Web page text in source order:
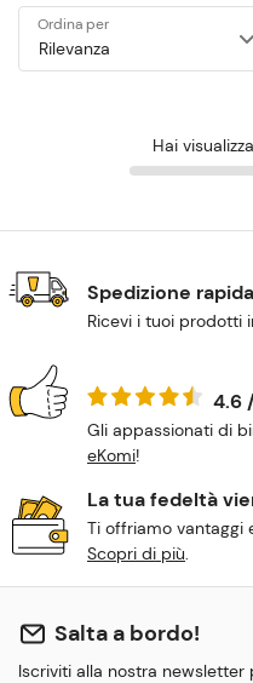
Ordina per
Hai
Spedizione rapida
Ricevi i tuoi prodotti
4.6
Gli appassionati di
eKomi!
La tua fedeltà
Ti offriamo vantaggi
Scopri di più.
Salta a bordo!
Iscriviti alla nostra